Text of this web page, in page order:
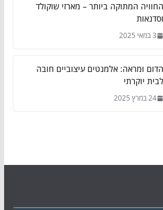
החוויה המתוקה ביותר – מארזי שוקולד
וסדנאות
3 במאי 2025
הדום ומראה: אלמנטים עיצוביים חובה
לבית יוקרתי
24 במרץ 2025